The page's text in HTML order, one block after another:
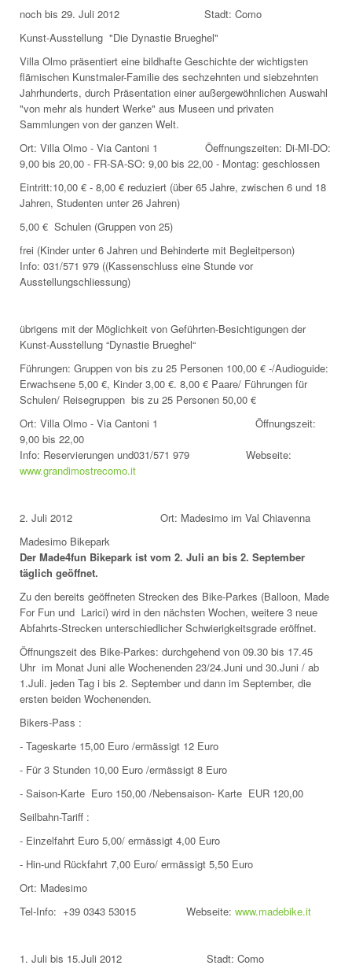
noch bis 29. Juli 2012 Stadt: Como
Kunst-Ausstellung "Die Dynastie Brueghel"
Villa Olmo präsentiert eine bildhafte Geschichte der wichtigsten
flämischen Kunstmaler-Familie des sechzehnten und siebzehnten
Jahrhunderts, durch Präsentation einer außergewöhnlichen Auswahl
"von mehr als hundert Werke" aus Museen und privaten
Sammlungen von der ganzen Welt.
Ort: Villa Olmo - Via Cantoni 1 Öeffnungszeiten: Di-MI-DO:
9,00 bis 20,00 - FR-SA-SO: 9,00 bis 22,00 - Montag: geschlossen
Eintritt:10,00 € - 8,00 € reduziert (über 65 Jahre, zwischen 6 und 18
Jahren, Studenten unter 26 Jahren)
5,00 € Schulen (Gruppen von 25)
frei (Kinder unter 6 Jahren und Behinderte mit Begleitperson)
Info: 031/571 979 ((Kassenschluss eine Stunde vor
Ausstellungschliessung)
übrigens mit der Möglichkeit von Geführten-Besichtigungen der
Kunst-Ausstellung “Dynastie Brueghel“
Führungen: Gruppen von bis zu 25 Personen 100,00 € -/Audioguide:
Erwachsene 5,00 €, Kinder 3,00 €. 8,00 € Paare/ Führungen für
Schulen/ Reisegruppen bis zu 25 Personen 50,00 €
Ort: Villa Olmo - Via Cantoni 1 Öffnungszeit:
9,00 bis 22,00
Info: Reservierungen und031/571 979 Webseite:
www.grandimostrecomo.it
2. Juli 2012 Ort: Madesimo im Val Chiavenna
Madesimo Bikepark
Der Made4fun Bikepark ist vom 2. Juli an bis 2. September
täglich geöffnet.
Zu den bereits geöffneten Strecken des Bike-Parkes (Balloon, Made
For Fun und Larici) wird in den nächsten Wochen, weitere 3 neue
Abfahrts-Strecken unterschiedlicher Schwierigkeitsgrade eröffnet.
Öffnungszeit des Bike-Parkes: durchgehend von 09.30 bis 17.45
Uhr im Monat Juni alle Wochenenden 23/24.Juni und 30.Juni / ab
1.Juli. jeden Tag i bis 2. September und dann im September, die
ersten beiden Wochenenden.
Bikers-Pass :
- Tageskarte 15,00 Euro /ermässigt 12 Euro
- Für 3 Stunden 10,00 Euro /ermässigt 8 Euro
- Saison-Karte Euro 150,00 /Nebensaison- Karte EUR 120,00
Seilbahn-Tariff :
- Einzelfahrt Euro 5,00/ ermässigt 4,00 Euro
- Hin-und Rückfahrt 7,00 Euro/ ermässigt 5,50 Euro
Ort: Madesimo
Tel-Info: +39 0343 53015 Webseite: www.madebike.it
1. Juli bis 15.Juli 2012 Stadt: Como